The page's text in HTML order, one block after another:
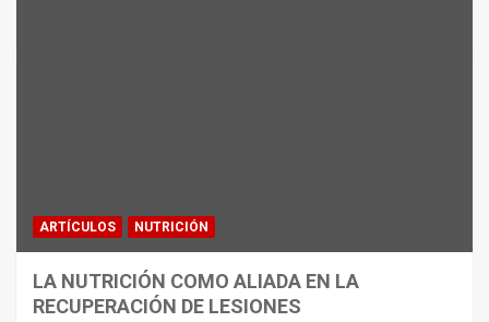
ARTÍCULOS NUTRICIÓN
LA NUTRICIÓN COMO ALIADA EN LA
RECUPERACIÓN DE LESIONES